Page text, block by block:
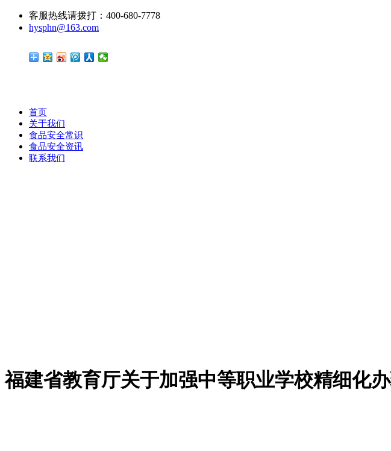
客服热线请拨打：400-680-7778
hysphn@163.com
首页
关于我们
食品安全常识
食品安全资讯
联系我们
福建省教育厅关于加强中等职业学校精细化